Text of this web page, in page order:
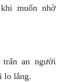
muốn nhờ
an người
lo lắng.